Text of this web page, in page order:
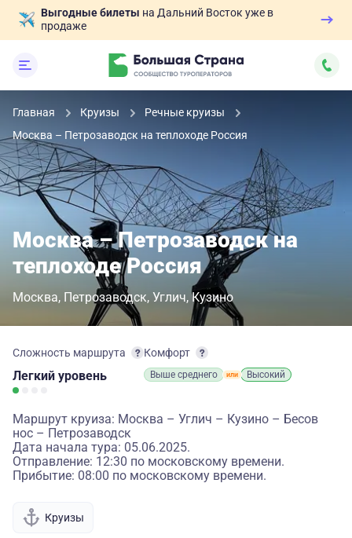
Выгодные билеты на Дальний Восток уже в
продаже
Главная Круизы
Речные круизы
Москва – Петрозаводск на теплоходе Россия
Москва – Петрозаводск на
теплоходе Россия
Москва Петрозаводск Углич Кузино
Сложность маршрута
Легкий уровень
Комфорт
Выше среднего Высокий
Маршрут круиза: Москва – Углич – Кузино – Бесов
нос – Петрозаводск
Дата начала тура: 05.06.2025.
Отправление: 12:30 по московскому времени.
Прибытие: 08:00 по московскому времени.
Круизы